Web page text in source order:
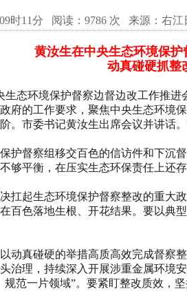
时11分 阅读： 9786 次 来源： 右江
黄汝生在中央生态环境保
动真碰硬抓整
环境保护督察边督边改工作推进
府的工作要求，聚焦中央生态环境
。市委书记黄汝生出席会议并讲话。
督察组移交百色的信访件和下沉督
够平衡，在压实生态环保责任 上还
起生态环境保护督察整改的重大政
百色落地生根、开花结果。要以典
真碰硬的举措高质高效完成督察
治理，持续深入开展涉重金属环境
范一片领域”。要紧盯整改质效，